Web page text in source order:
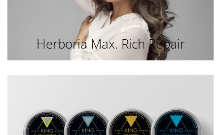
Herboria Max. Rich Repair